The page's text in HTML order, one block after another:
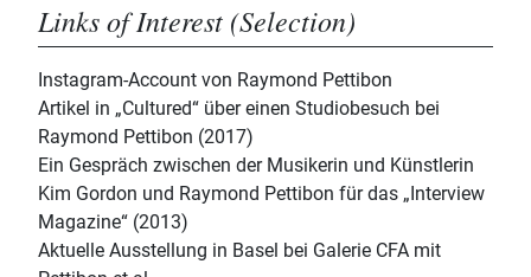
Links of Interest (Selection)
Instagram-Account von Raymond Pettibon
Artikel in „Cultured“ über einen Studiobesuch bei
Raymond Pettibon (2017)
Ein Gespräch zwischen der Musikerin und Künstlerin
Kim Gordon und Raymond Pettibon für das „Interview
Magazine“ (2013)
Aktuelle Ausstellung in Basel bei Galerie CFA mit